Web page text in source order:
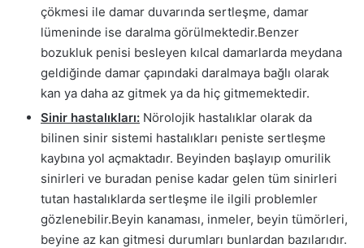
çökmesi ile damar duvarında sertleşme, damar
lümeninde ise daralma görülmektedir.Benzer
bozukluk penisi besleyen kılcal damarlarda meydana
geldiğinde damar çapındaki daralmaya bağlı olarak
kan ya daha az gitmek ya da hiç gitmemektedir.
Sinir hastalıkları: Nörolojik hastalıklar olarak da
bilinen sinir sistemi hastalıkları peniste sertleşme
kaybına yol açmaktadır. Beyinden başlayıp omurilik
sinirleri ve buradan penise kadar gelen tüm sinirleri
tutan hastalıklarda sertleşme ile ilgili problemler
gözlenebilir.Beyin kanaması, inmeler, beyin tümörleri,
beyine az kan gitmesi durumları bunlardan bazılarıdır.